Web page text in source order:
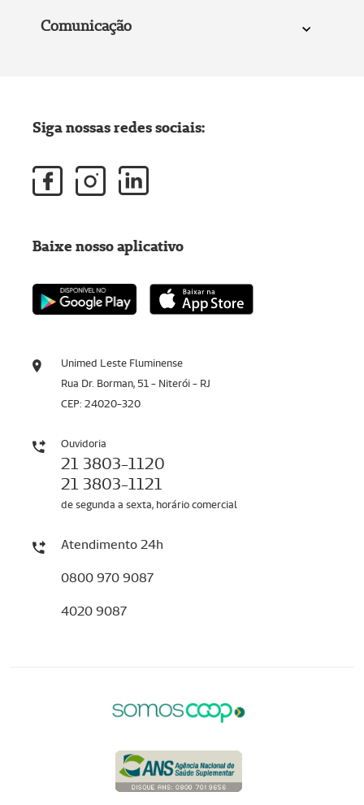
Comunicação
Unimed Leste Fluminense
Rua Dr. Borman, 51 - Niterói - RJ
CEP: 24020-320
Ouvidoria
21 3803-1120
21 3803-1121
de segunda a sexta, horário comercial
Atendimento 24h
0800 970 9087
4020 9087
Siga nossas redes sociais:
Baixe nosso aplicativo